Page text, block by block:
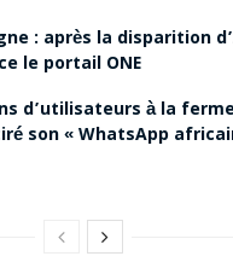
: après la disparition
le portail ONE
d’utilisateurs à la
son « WhatsApp